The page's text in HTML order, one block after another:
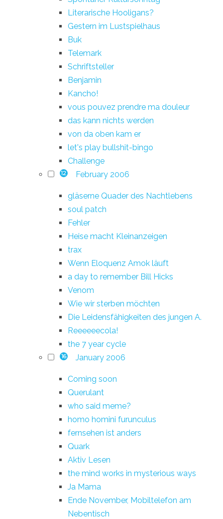
Literarische Hooligans?
Gestern im Lustspielhaus
Buk
Telemark
Schriftsteller
Benjamin
Kancho!
vous pouvez prendre ma douleur
das kann nichts werden
von da oben kam er
let's play bullshit-bingo
Challenge
12 February 2006
gläserne Quader des Nachtlebens
soul patch
Fehler
Heise macht Kleinanzeigen
trax
Wenn Eloquenz Amok läuft
a day to remember Bill Hicks
Venom
Wie wir sterben möchten
Die Leidensfähigkeiten des jungen A.
Reeeeeecola!
the 7 year cycle
16 January 2006
Coming soon
Querulant
who said meme?
homo homini furunculus
fernsehen ist anders
Quark
Aktiv Lesen
the mind works in mysterious ways
Ja Mama
Ende November, Mobiltelefon am
Nebentisch